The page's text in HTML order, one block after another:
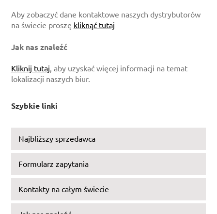
Aby zobaczyć dane kontaktowe naszych dystrybutorów
na świecie proszę kliknąć tutaj
Jak nas znaleźć
Kliknij tutaj, aby uzyskać więcej informacji na temat
lokalizacji naszych biur.
Szybkie linki
Najbliższy sprzedawca
Formularz zapytania
Kontakty na całym świecie